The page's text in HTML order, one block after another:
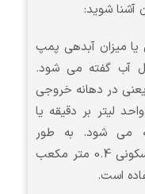
شوید:
یا میزان آبدهی پمپ
آب گفته می شود.
در دهانه خروجی
لیتر بر دقیقه یا
می شود. به طور
استاندارد میزان دبی هر واحد مسکونی 0.4 متر مکعب
است.